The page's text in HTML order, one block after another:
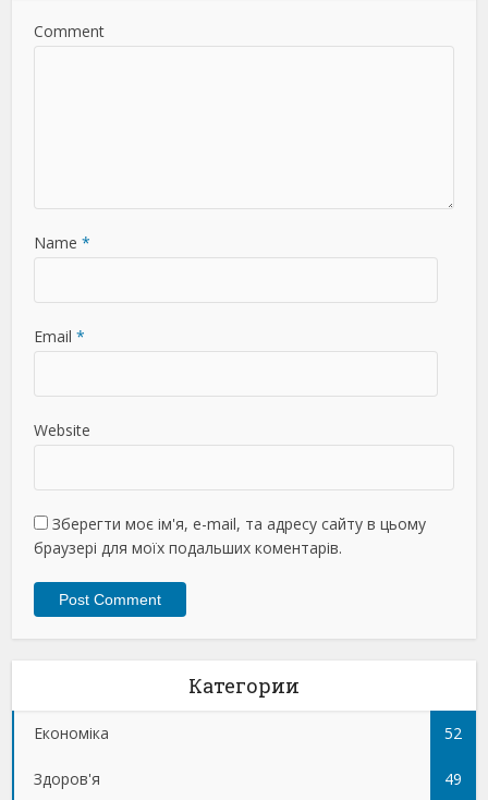
Comment
Name *
Email *
Website
Зберегти моє ім'я, e-mail, та адресу сайту в цьому
браузері для моїх подальших коментарів.
Категории
Економіка 52
Здоров'я 49